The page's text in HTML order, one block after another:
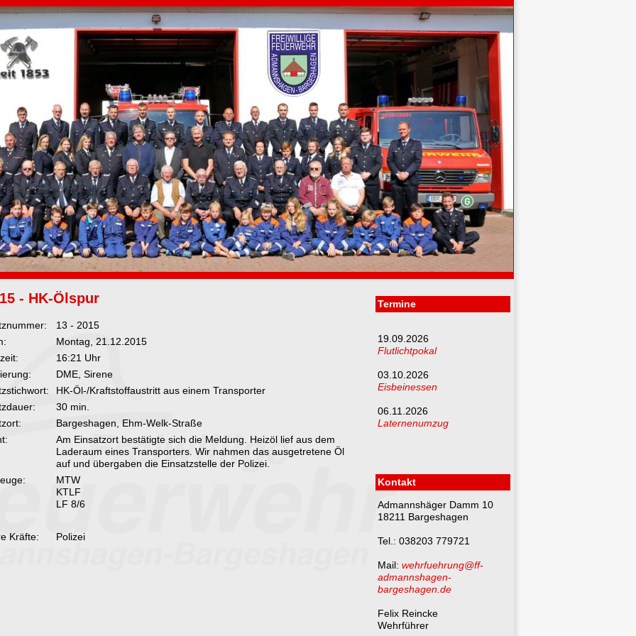
- HK-Ölspur
13 - 2015
Montag, 21.12.2015
16:21 Uhr
DME, Sirene
HK-Öl-/Kraftstoffaustritt aus einem Transporter
30 min.
Bargeshagen, Ehm-Welk-Straße
Am Einsatzort bestätigte sich die Meldung. Heizöl lief aus dem
Laderaum eines Transporters. Wir nahmen das ausgetretene Öl
auf und übergaben die Einsatzstelle der Polizei.
MTW
KTLF
LF 8/6
Kräfte:
Polizei
Termine
19.09.2026
Flutlichtpokal
03.10.2026
Eisbeinessen
06.11.2026
Laternenumzug
Kontakt
Admannshäger Damm 10
18211 Bargeshagen
Tel.: 038203 779721
Mail: wehrfuehrung@ff-
admannshagen-
bargeshagen.de
Felix Reincke
Wehrführer